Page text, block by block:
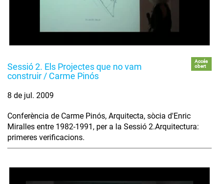
Sessió 2. Els Projectes que no vam
construir / Carme Pinós
Accés
obert
8 de jul. 2009
Conferència de Carme Pinós, Arquitecta, sòcia d'Enric
Miralles entre 1982-1991, per a la Sessió 2.Arquitectura:
primeres verificacions.